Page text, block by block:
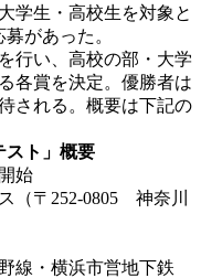
学生・高校生を対象と
があった。
行い、高校の部・大学
各賞を決定。優勝者は
される。概要は下記の
スト」概要
始
〒252-0805 神奈川
線・横浜市営地下鉄